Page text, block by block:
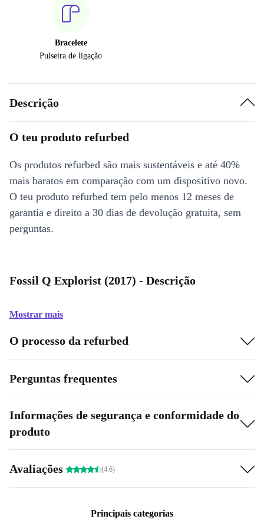
Bracelete
Pulseira de ligação
Descrição
O teu produto refurbed
Os produtos refurbed são mais sustentáveis e até 40%
mais baratos em comparação com um dispositivo novo.
O teu produto refurbed tem pelo menos 12 meses de
garantia e direito a 30 dias de devolução gratuita, sem
perguntas.
Fossil Q Explorist (2017) - Descrição
Mostrar mais
O processo da refurbed
Perguntas frequentes
Informações de segurança e conformidade do
produto
Avaliações (4.6)
Principais categorias